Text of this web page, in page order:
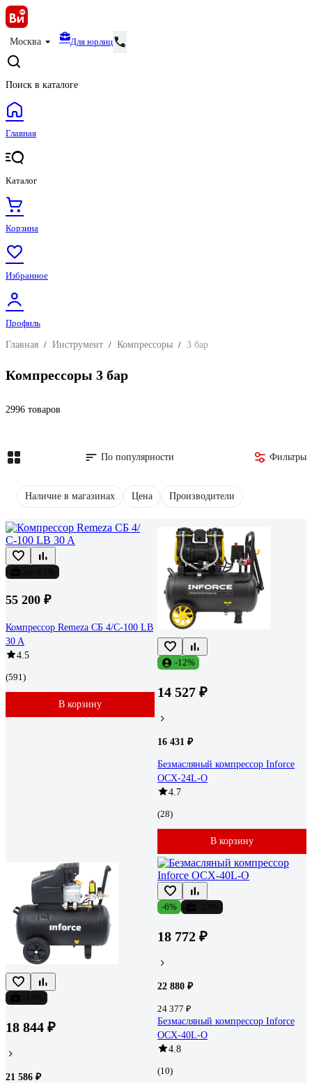
Москва Для юрлиц
Поиск в каталоге
Главная
Каталог
Корзина
Избранное
Профиль
Главная / Инструмент / Компрессоры / 3 бар
Компрессоры 3 бар
2996 товаров
По популярности Фильтры
Наличие в магазинах Цена Производители
55 200 ₽
Компрессор Remeza СБ 4/С-100 LB
30 A
4.5
(591)
В корзину
-12%
14 527 ₽
16 431 ₽
Безмасляный компрессор Inforce
OCX-24L-O
4.7
(28)
В корзину
18 844 ₽
21 586 ₽
-6%
18 772 ₽
22 880 ₽
24 377 ₽
Безмасляный компрессор Inforce
OCX-40L-O
4.8
(10)